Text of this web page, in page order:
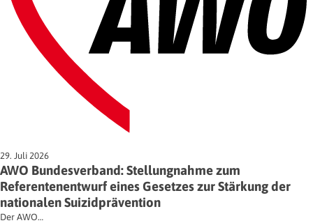
29. Juli 2026
AWO Bundesverband: Stellungnahme zum
Referentenentwurf eines Gesetzes zur Stärkung der
nationalen Suizidprävention
Der AWO…